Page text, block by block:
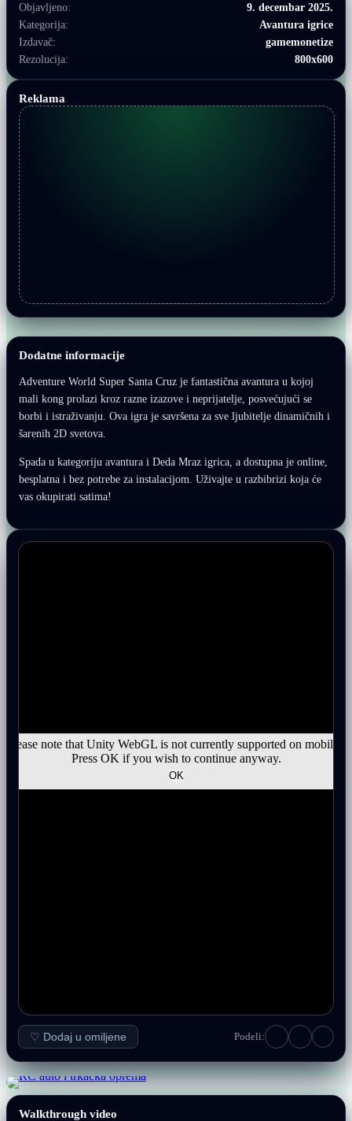
Dodatne informacije
Adventure World Super Santa Cruz je fantastična avantura u kojoj
mali kong prolazi kroz razne izazove i neprijatelje, posvećujući se
borbi i istraživanju. Ova igra je savršena za sve ljubitelje dinamičnih i
šarenih 2D svetova.
Spada u kategoriju avantura i Deda Mraz igrica, a dostupna je online,
besplatna i bez potrebe za instalacijom. Uživajte u razbibrizi koja će
vas okupirati satima!
♡ Dodaj u omiljene Podeli:
Walkthrough video
Objavljeno:
9. decembar 2025.
Kategorija:
Avantura igrice
Izdavač:
gamemonetize
Rezolucija:
800x600
Reklama